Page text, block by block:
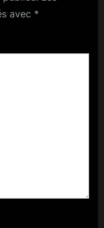
avec *